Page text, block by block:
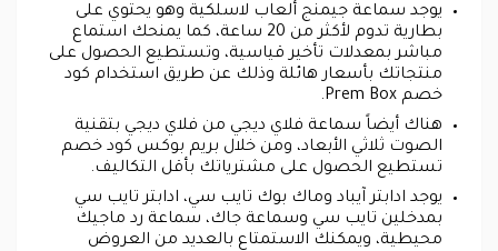
يوجد سماعة جيمنج ألعاب لاسلكية وهو يحتوي على
بطارية تدوم لأكثر من 20 ساعة، كما يمنحك استماع
مباشر بمعدلات تأخير قياسية، وتستطيع الحصول على
منتجاتك بأسعار هائلة وذلك عن طريق استخدام كود
خصم Prem Box.
هناك أيضاً سماعة فلاي ديجي من فلاي ديجي بتقنية
الصوت ثلاثي الأبعاد، ومن خلال بريم بوكس كود خصم
تستطيع الحصول على مشترياتك بأقل التكاليف.
يوجد ادابتر آيباد وماك بوك تايب سي، ادابتر تايب سي
بمدخلين تايب سي وسماعة جاك، سماعة رد ماجيك
محيطية، ويمكنك الاستمتاع بالعديد من العروض